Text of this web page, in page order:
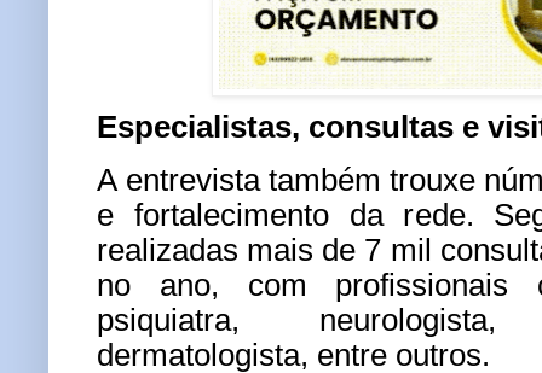
Especialistas, consultas e
A entrevista também trouxe
e fortalecimento da rede.
realizadas mais de 7 mil
no ano, com profissionais
psiquiatra,
dermatologista, entre outros.